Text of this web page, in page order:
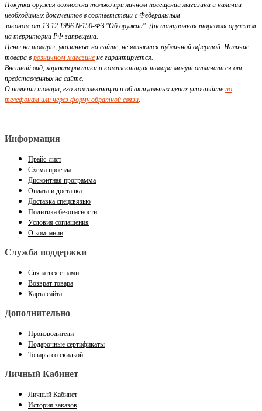
Покупка оружия возможна только при личном посещении магазина и наличии
необходимых документов в соответствии с Федеральным
законом от 13.12.1996 №150-ФЗ "Об оружии". Дистанционная торговля оружием
на территории РФ запрещена.
Цены на товары, указанные на сайте, не являются публичной офертой. Наличие
товара в розничном магазине не гарантируется.
Внешний вид, характеристики и комплектация товара могут отличаться от
представленных на сайте.
О наличии товара, его комплектации и об актуальных ценах уточняйте по
телефонам или через форму обратной связи.
Информация
Прайс-лист
Схема проезда
Дисконтная программа
Оплата и доставка
Доставка спецсвязью
Политика безопасности
Условия соглашения
О компании
Служба поддержки
Связаться с нами
Возврат товара
Карта сайта
Дополнительно
Производители
Подарочные сертификаты
Товары со скидкой
Личный Кабинет
Личный Кабинет
История заказов